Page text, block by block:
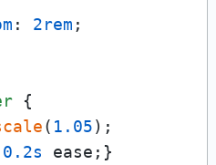
: 2rem ;
{
( 1.05);
0.2s ease;}